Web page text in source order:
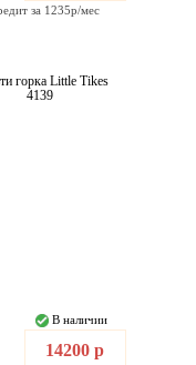
за 1235р/мес
горка Little Tikes
4139
В наличии
14200 р